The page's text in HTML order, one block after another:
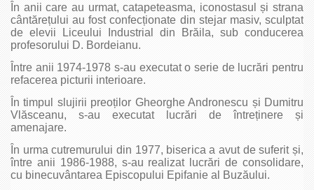
În anii care au urmat, catapeteasma, iconostasul și strana
cântărețului au fost confecționate din stejar masiv, sculptat
de elevii Liceului Industrial din Brăila, sub conducerea
profesorului D. Bordeianu.
Între anii 1974-1978 s-au executat o serie de lucrări pentru
refacerea picturii interioare.
În timpul slujirii preoților Gheorghe Andronescu și Dumitru
Vlăsceanu, s-au executat lucrări de întreținere și
amenajare.
În urma cutremurului din 1977, biserica a avut de suferit și,
între anii 1986-1988, s-au realizat lucrări de consolidare,
cu binecuvântarea Episcopului Epifanie al Buzăului.